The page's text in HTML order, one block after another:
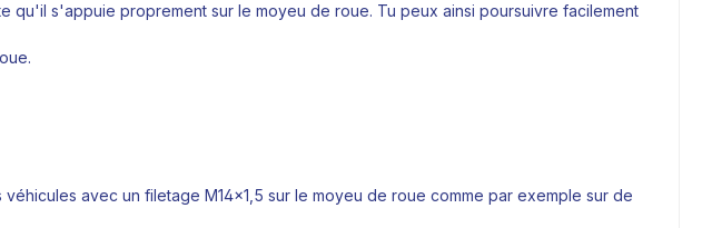
s'appuie proprement sur le moyeu de roue. Tu peux ainsi poursuivre facilement
avec un filetage M14x1,5 sur le moyeu de roue comme par exemple sur de